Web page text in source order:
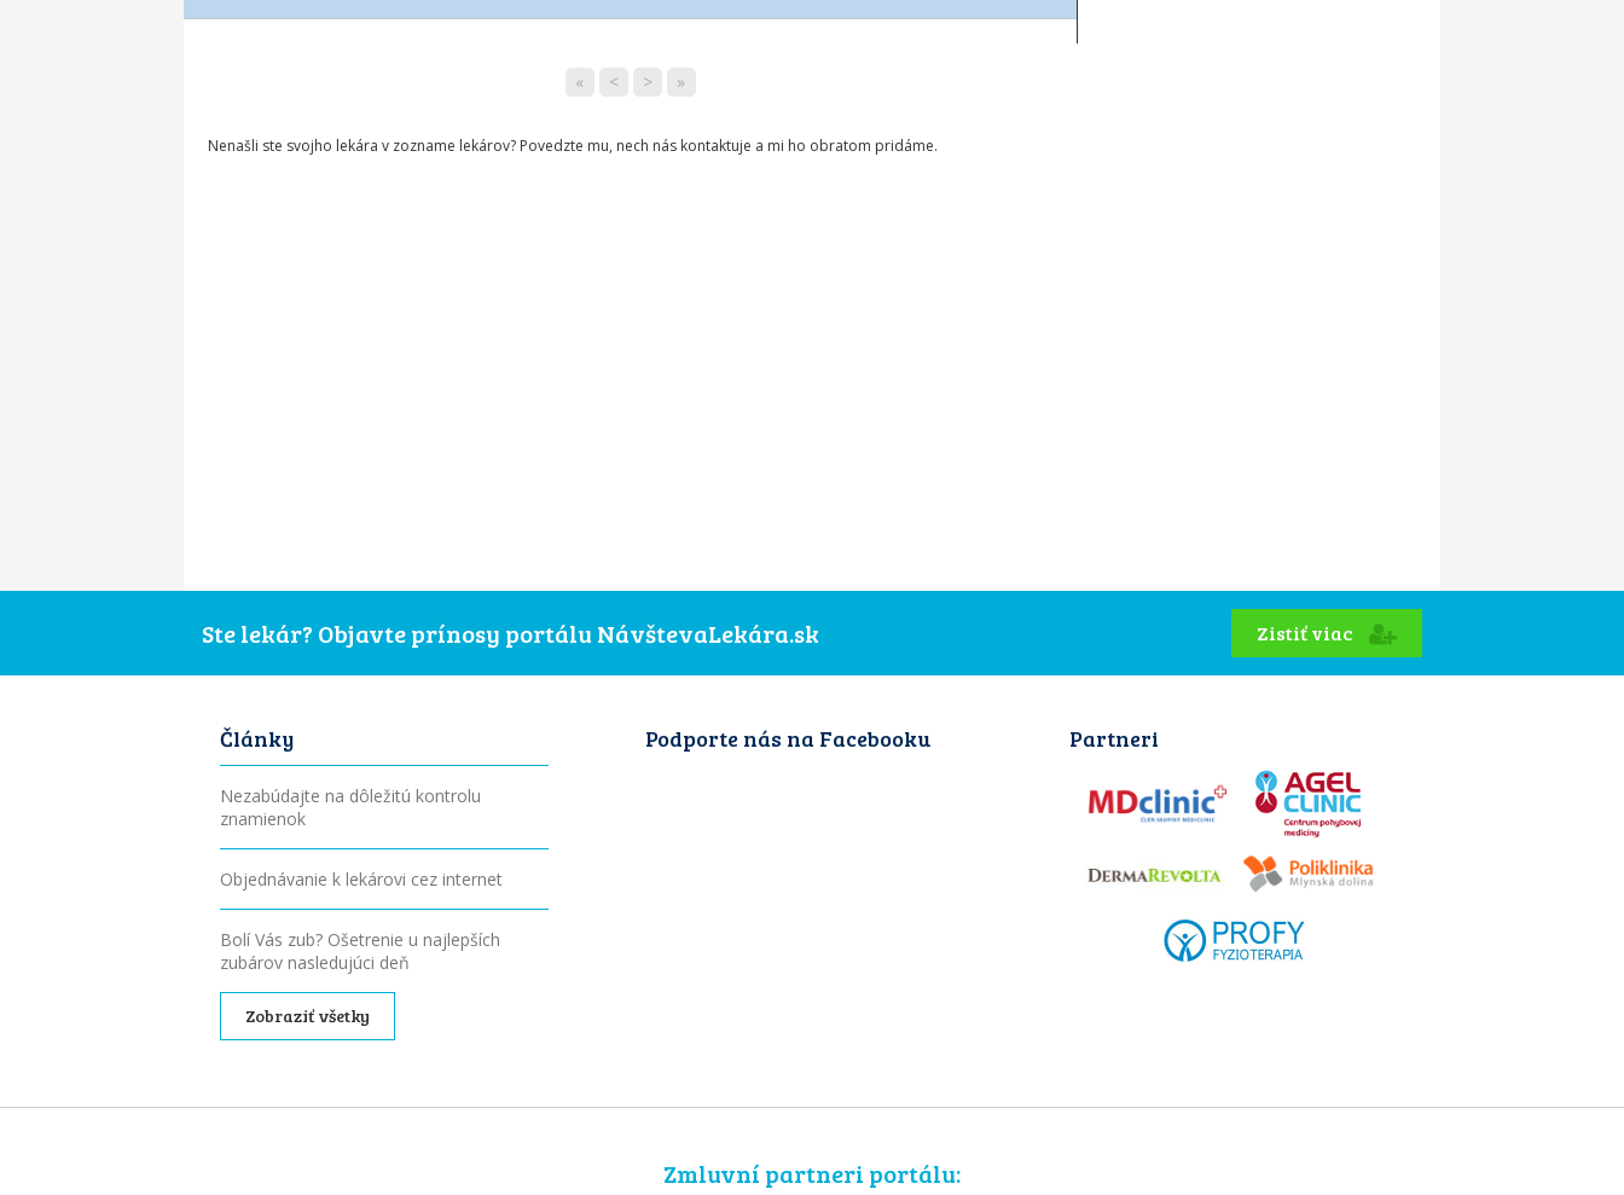
« < > »
Nenašli ste svojho lekára v zozname lekárov? Povedzte mu, nech nás kontaktuje a mi ho obratom pridáme.
Ste lekár? Objavte prínosy portálu NávštevaLekára.sk Zistiť viac
Články
Nezabúdajte na dôležitú kontrolu
znamienok
Objednávanie k lekárovi cez internet
Bolí Vás zub? Ošetrenie u najlepších
zubárov nasledujúci deň
Zobraziť všetky
Podporte nás na Facebooku Partneri
Zmluvní partneri portálu: